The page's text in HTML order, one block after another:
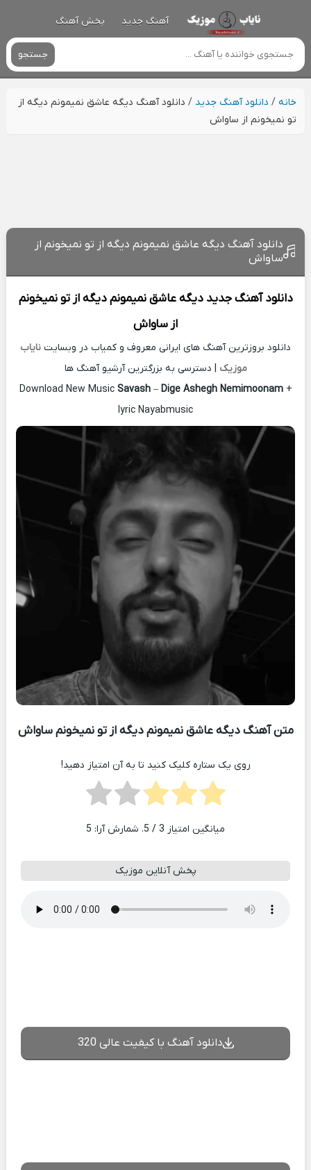
آهنگ جدید پخش آهنگ
جستجو
خانه/ دانلود آهنگ جدید / دانلود آهنگ دیگه عاشق نمیمونم دیگه از
تو نمیخونم از ساواش
دانلود آهنگ دیگه عاشق نمیمونم دیگه از تو نمیخونم از
ساواش
دانلود آهنگ جدید دیگه عاشق نمیمونم دیگه از تو نمیخونم
ازساواش
دانلود بروزترین آهنگ های ایرانی معروف و کمیاب در وبسایت نایاب
موزیک | دسترسی به بزرگترین آرشیو آهنگ ها
Download New Music Savash– Dige Ashegh Nemimoonam+
lyric Nayabmusic
متن آهنگ دیگه عاشق نمیمونم دیگه از تو نمیخونم ساواش
روی یک ستاره کلیک کنید تا به آن امتیاز دهید!
میانگین امتیاز 3 / 5. شمارش آرا: 5
پخش آنلاین موزیک
دانلود آهنگ با کیفیت عالی 320